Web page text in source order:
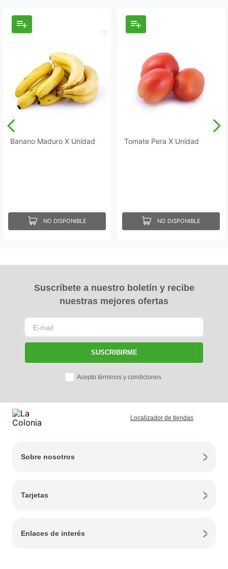
Banano Maduro X Unidad
NO DISPONIBLE
Tomate Pera X Unidad
NO DISPONIBLE
Suscríbete a nuestro boletín y recibe
nuestras mejores ofertas
SUSCRIBIRME
Acepto términos y condiciones
Localizador de tiendas
Sobre nosotros
Tarjetas
Enlaces de interés